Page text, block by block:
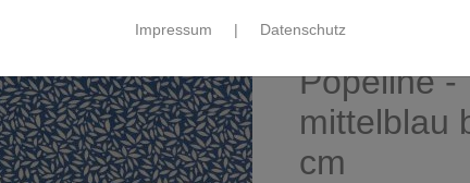
Popeline -
mittelblau
cm
Impressum | Datenschutz